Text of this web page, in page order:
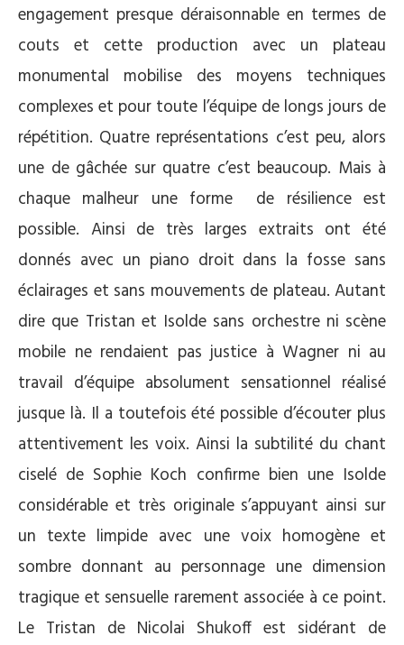
engagement presque déraisonnable en termes de
couts et cette production avec un plateau
monumental mobilise des moyens techniques
complexes et pour toute l’équipe de longs jours de
répétition. Quatre représentations c’est peu, alors
une de gâchée sur quatre c’est beaucoup. Mais à
chaque malheur une forme de résilience est
possible. Ainsi de très larges extraits ont été
donnés avec un piano droit dans la fosse sans
éclairages et sans mouvements de plateau. Autant
dire que Tristan et Isolde sans orchestre ni scène
mobile ne rendaient pas justice à Wagner ni au
travail d’équipe absolument sensationnel réalisé
jusque là. Il a toutefois été possible d’écouter plus
attentivement les voix. Ainsi la subtilité du chant
ciselé de Sophie Koch confirme bien une Isolde
considérable et très originale s’appuyant ainsi sur
un texte limpide avec une voix homogène et
sombre donnant au personnage une dimension
tragique et sensuelle rarement associée à ce point.
Le Tristan de Nicolai Shukoff est sidérant de